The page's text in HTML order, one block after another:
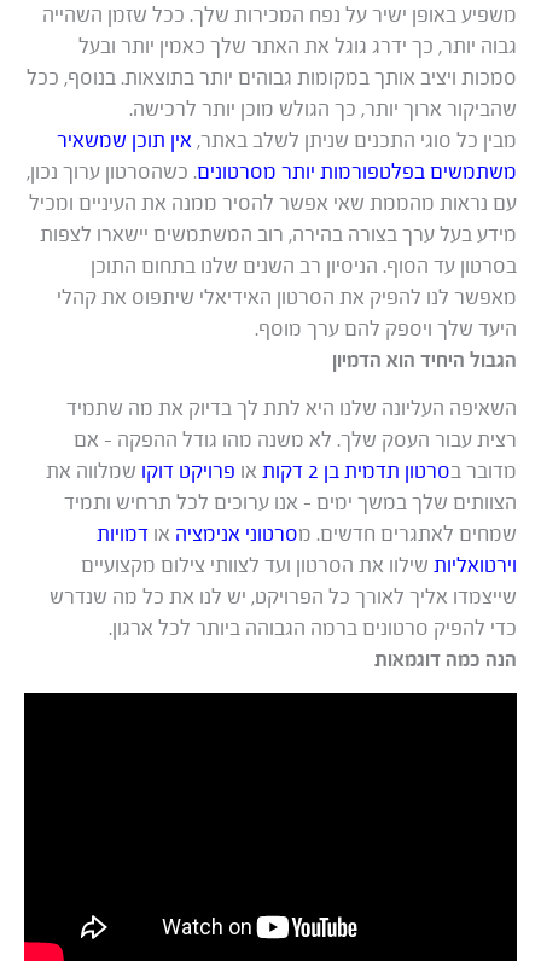
משפיע באופן ישיר על נפח המכירות שלך. ככל שזמן השהייה
גבוה יותר, כך ידרג גוגל את האתר שלך כאמין יותר ובעל
סמכות ויציב אותך במקומות גבוהים יותר בתוצאות. בנוסף, ככל
שהביקור ארוך יותר, כך הגולש מוכן יותר לרכישה.
מבין כל סוגי התכנים שניתן לשלב באתר,אין תוכן שמשאיר
משתמשים בפלטפורמות יותר מסרטונים. כשהסרטון ערוך נכון,
עם נראות מהממת שאי אפשר להסיר ממנה את העיניים ומכיל
מידע בעל ערך בצורה בהירה, רוב המשתמשים יישארו לצפות
בסרטון עד הסוף. הניסיון רב השנים שלנו בתחום התוכן
מאפשר לנו להפיק את הסרטון האידיאלי שיתפוס את קהלי
היעד שלך ויספק להם ערך מוסף.
הגבול היחיד הוא הדמיון
השאיפה העליונה שלנו היא לתת לך בדיוק את מה שתמיד
רצית עבור העסק שלך. לא משנה מהו גודל ההפקה – אם
מדובר בסרטון תדמית בן 2 דקות או פרויקט דוקו שמלווה את
הצוותים שלך במשך ימים – אנו ערוכים לכל תרחיש ותמיד
שמחים לאתגרים חדשים. מסרטוני אנימציה או דמויות
וירטואליות שילוו את הסרטון ועד לצוותי צילום מקצועיים
שייצמדו אליך לאורך כל הפרויקט, יש לנו את כל מה שנדרש
כדי להפיק סרטונים ברמה הגבוהה ביותר לכל ארגון.
הנה כמה דוגמאות